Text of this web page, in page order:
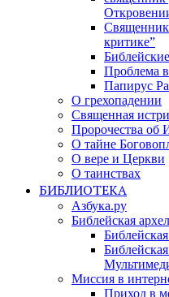
критике”
Проблема
Папирус
О грехопадении
Священная
Пророчества об
О тайне
О вере и Церкви
О таинствах
БИБЛИОТЕКА
Азбука.ру
Библейская
Миссия в
Приход в